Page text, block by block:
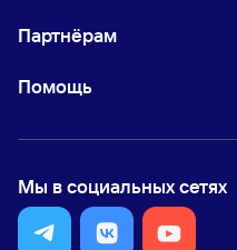
Партнёрам
Помощь
Мы в социальных сетях